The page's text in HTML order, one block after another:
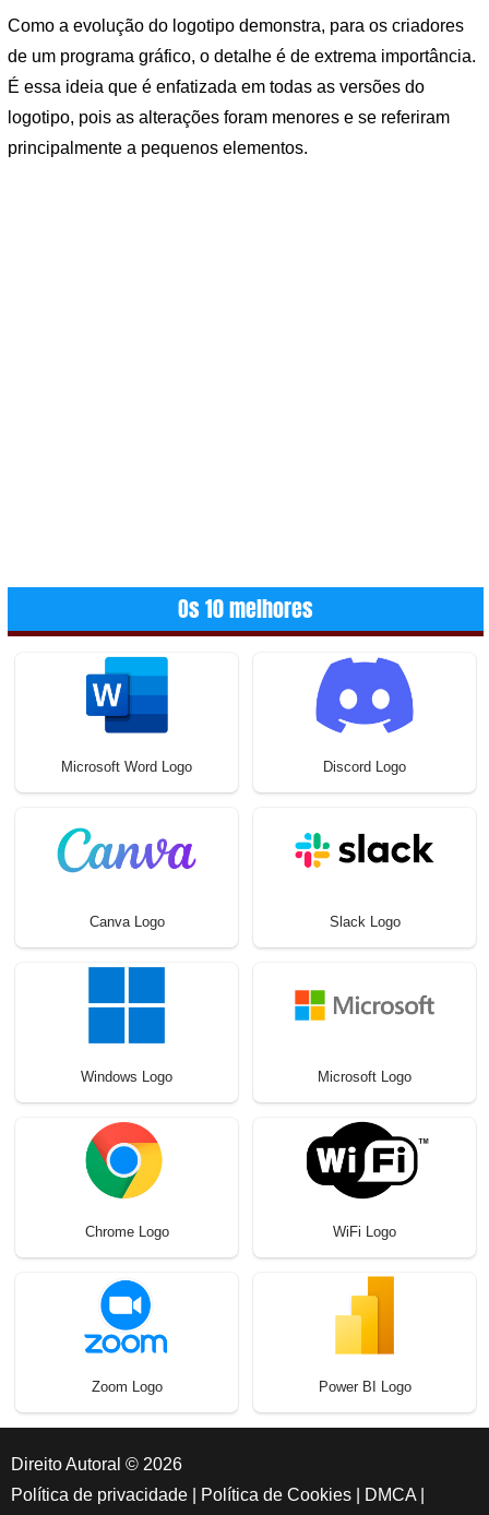
Como a evolução do logotipo demonstra, para os criadores
de um programa gráfico, o detalhe é de extrema importância.
É essa ideia que é enfatizada em todas as versões do
logotipo, pois as alterações foram menores e se referiram
principalmente a pequenos elementos.
Os 10 melhores
Microsoft Word Logo Discord Logo
Canva Logo Slack Logo
Windows Logo Microsoft Logo
Chrome Logo WiFi Logo
Zoom Logo Power BI Logo
Direito Autoral © 2026
Política de privacidade
Política de Cookies DMCA